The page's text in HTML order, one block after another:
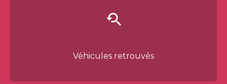
Véhicules retrouvés